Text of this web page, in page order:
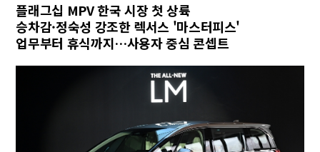
플래그십 MPV 한국 시장 첫 상륙
승차감·정숙성 강조한 렉서스 '마스터피스'
업무부터 휴식까지…사용자 중심 콘셉트